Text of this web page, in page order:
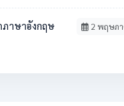
ภาษาอังกฤษ 2 พฤษภ